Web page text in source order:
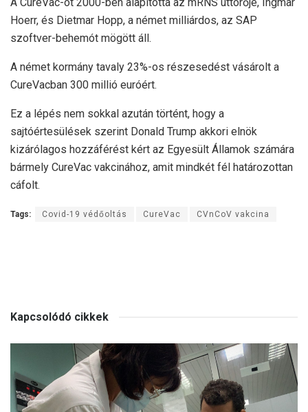
Hoerr, és Dietmar Hopp, a német milliárdos, az SAP
szoftver-behemót mögött áll.
A német kormány tavaly 23%-os részesedést vásárolt a
CureVacban 300 millió euróért.
Ez a lépés nem sokkal azután történt, hogy a
sajtóértesülések szerint Donald Trump akkori elnök
kizárólagos hozzáférést kért az Egyesült Államok számára
bármely CureVac vakcinához, amit mindkét fél határozottan
cáfolt.
Tags: Covid-19 védőoltás CureVac CVnCoV vakcina
Kapcsolódó cikkek